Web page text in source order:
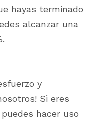
hayas terminado
alcanzar una
y
Si eres
hacer uso